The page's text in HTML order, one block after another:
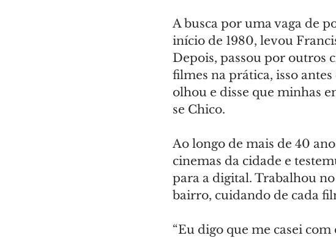
A busca por uma vaga de
início de 1980, levou
Depois, passou por outros
filmes na prática, isso antes
olhou e disse que minhas
se Chico.
Ao longo de mais de 40
cinemas da cidade e
para a digital. Trabalhou
bairro, cuidando de cada
“Eu digo que me casei